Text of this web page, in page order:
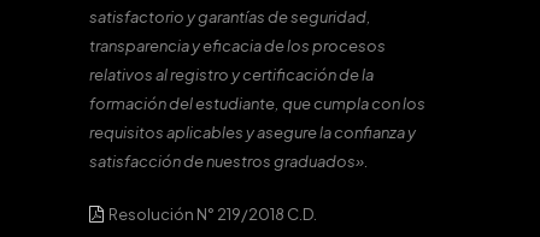
satisfactorio y garantías de seguridad,
transparencia y eficacia de los procesos
relativos al registro y certificación de la
formación del estudiante, que cumpla con los
requisitos aplicables y asegure la confianza y
satisfacción de nuestros graduados».
Resolución N° 219/2018 C.D.